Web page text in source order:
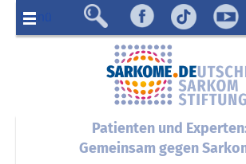
Menü
Patienten und
Gemeinsam gegen